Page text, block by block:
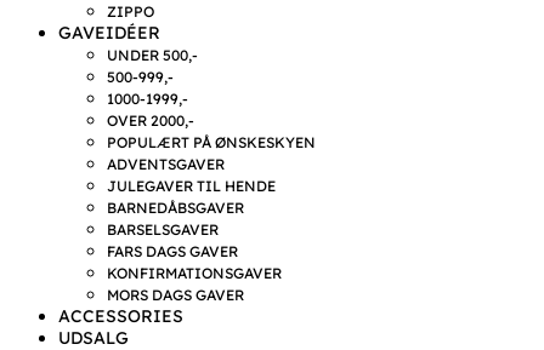
ZIPPO
GAVEIDÉER
UNDER 500,-
500-999,-
1000-1999,-
OVER 2000,-
POPULÆRT PÅ ØNSKESKYEN
ADVENTSGAVER
JULEGAVER TIL HENDE
BARNEDÅBSGAVER
BARSELSGAVER
FARS DAGS GAVER
KONFIRMATIONSGAVER
MORS DAGS GAVER
ACCESSORIES
UDSALG